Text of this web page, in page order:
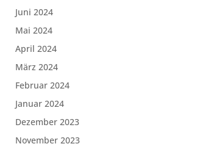
Juni 2024
Mai 2024
April 2024
März 2024
Februar 2024
Januar 2024
Dezember 2023
November 2023